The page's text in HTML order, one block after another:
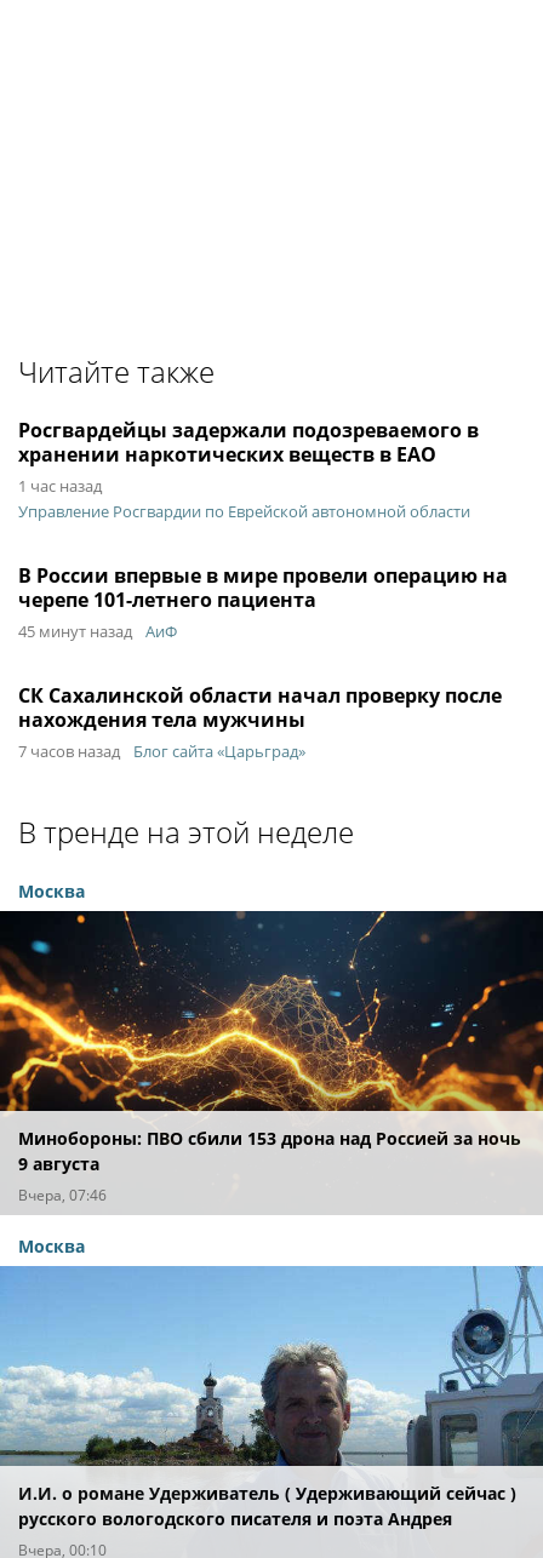
Читайте также
Росгвардейцы задержали подозреваемого в
хранении наркотических веществ в ЕАО
1 час назад
Управление Росгвардии по Еврейской автономной области
В России впервые в мире провели операцию на
черепе 101-летнего пациента
45 минут назад АиФ
СК Сахалинской области начал проверку после
нахождения тела мужчины
7 часов назад Блог сайта «Царьград»
В тренде на этой неделе
Москва
Минобороны: ПВО сбили 153 дрона над Россией за ночь
9 августа
Вчера, 07:46
Москва
И.И. о романе Удерживатель ( Удерживающий сейчас )
русского вологодского писателя и поэта Андрея
Малышева ( роман опубликован в 2016 г. )
Вчера, 00:10